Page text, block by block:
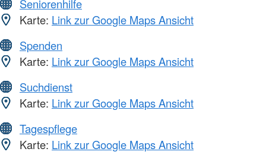
Seniorenhilfe
Karte: Link zur Google Maps Ansicht
Spenden
Karte: Link zur Google Maps Ansicht
Suchdienst
Karte: Link zur Google Maps Ansicht
Tagespflege
Karte: Link zur Google Maps Ansicht